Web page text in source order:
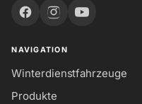
NAVIGATION
Winterdienstfahrzeuge
Produkte